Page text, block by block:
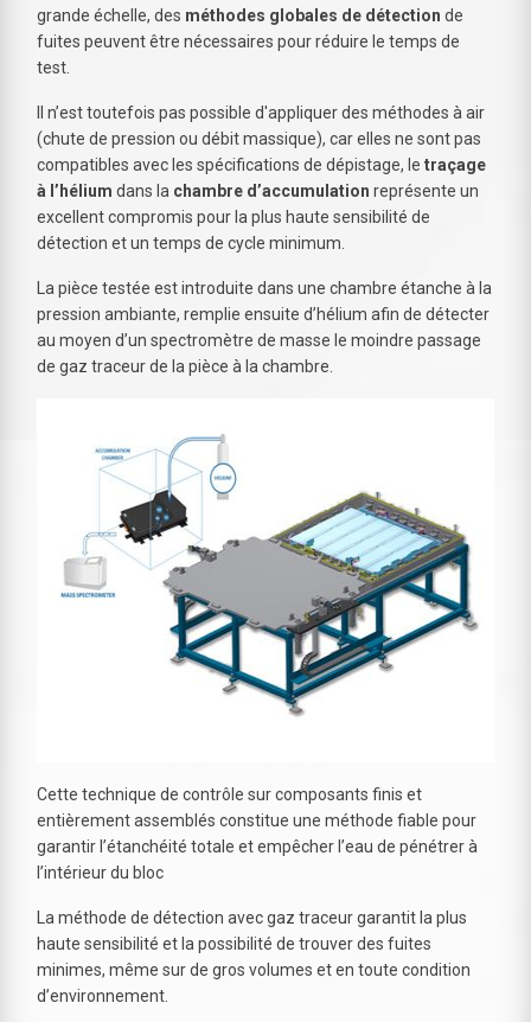
grande échelle, des méthodes globales de détection de
fuites peuvent être nécessaires pour réduire le temps de
test.
Il n’est toutefois pas possible d'appliquer des méthodes à air
(chute de pression ou débit massique), car elles ne sont pas
compatibles avec les spécifications de dépistage, le traçage
à l’hélium dans la chambre d’accumulation représente un
excellent compromis pour la plus haute sensibilité de
détection et un temps de cycle minimum.
La pièce testée est introduite dans une chambre étanche à la
pression ambiante, remplie ensuite d’hélium afin de détecter
au moyen d’un spectromètre de masse le moindre passage
de gaz traceur de la pièce à la chambre.
Cette technique de contrôle sur composants finis et
entièrement assemblés constitue une méthode fiable pour
garantir l’étanchéité totale et empêcher l’eau de pénétrer à
l’intérieur du bloc
La méthode de détection avec gaz traceur garantit la plus
haute sensibilité et la possibilité de trouver des fuites
minimes, même sur de gros volumes et en toute condition
d’environnement.